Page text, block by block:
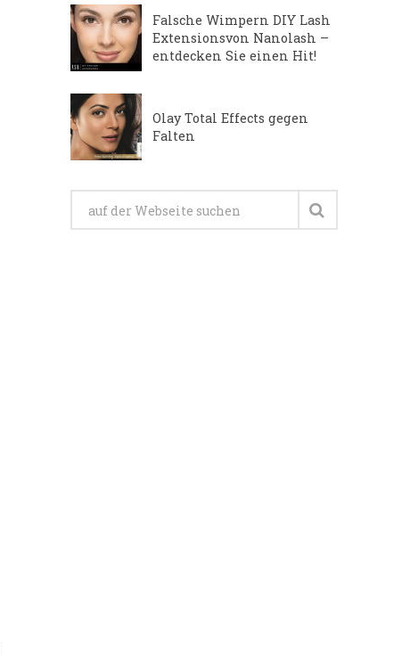
Falsche Wimpern DIY Lash
Extensionsvon Nanolash –
entdecken Sie einen Hit!
Olay Total Effects gegen
Falten